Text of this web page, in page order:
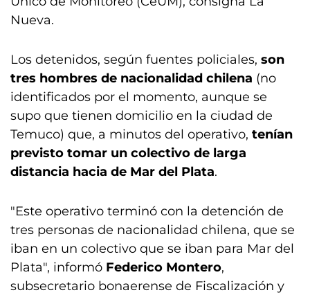
Nueva.
Los detenidos, según fuentes policiales, son
tres hombres de nacionalidad chilena (no
identificados por el momento, aunque se
supo que tienen domicilio en la ciudad de
Temuco) que, a minutos del operativo, tenían
previsto tomar un colectivo de larga
distancia hacia de Mar del Plata.
"Este operativo terminó con la detención de
tres personas de nacionalidad chilena, que se
iban en un colectivo que se iban para Mar del
Plata", informó Federico Montero,
subsecretario bonaerense de Fiscalización y